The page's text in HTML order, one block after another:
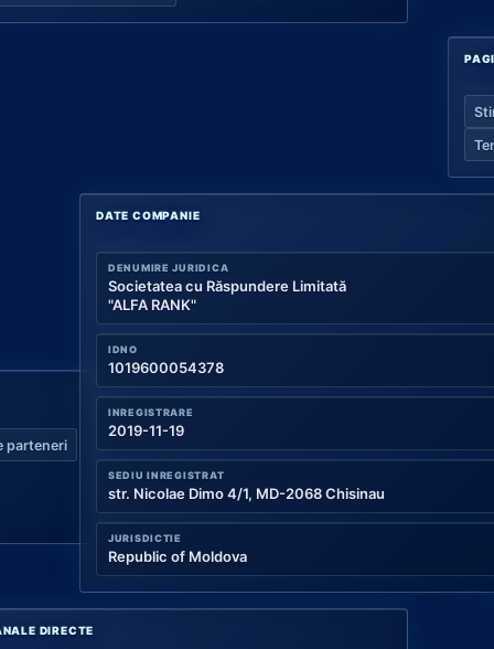
parteneri
DATE COMPANIE
DENUMIRE JURIDICA
Societatea cu Răspundere Limitată
"ALFA RANK"
IDNO
1019600054378
INREGISTRARE
2019-11-19
SEDIU INREGISTRAT
str. Nicolae Dimo 4/1, MD-2068 Chisinau
JURISDICTIE
Republic of Moldova
DIRECTE